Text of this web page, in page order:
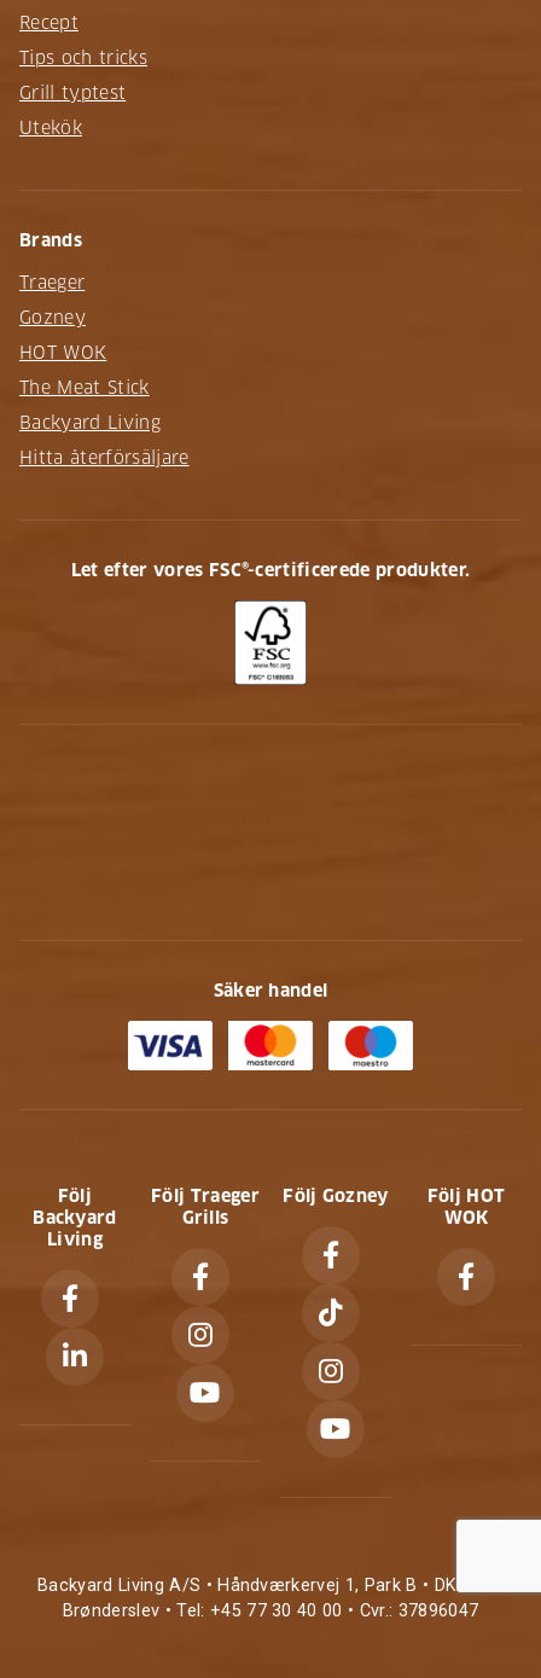
Recept
Tips och tricks
Grill typtest
Utekök
Brands
Traeger
Gozney
HOT WOK
The Meat Stick
Backyard Living
Hitta återförsäljare
Let efter vores FSC®-certificerede produkter.
Säker handel
Följ
Backyard
Living
Följ Traeger
Grills
Följ Gozney
Följ HOT
WOK
Backyard Living A/S • Håndværkervej 1, Park B • DK-9700
Brønderslev • Tel: +45 77 30 40 00 • Cvr.: 37896047